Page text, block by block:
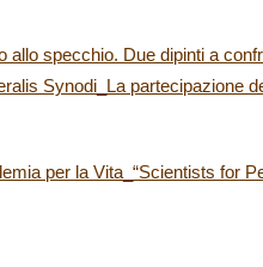
allo specchio. Due dipinti a
Synodi_La partecipazione
per la Vita_“Scientists for